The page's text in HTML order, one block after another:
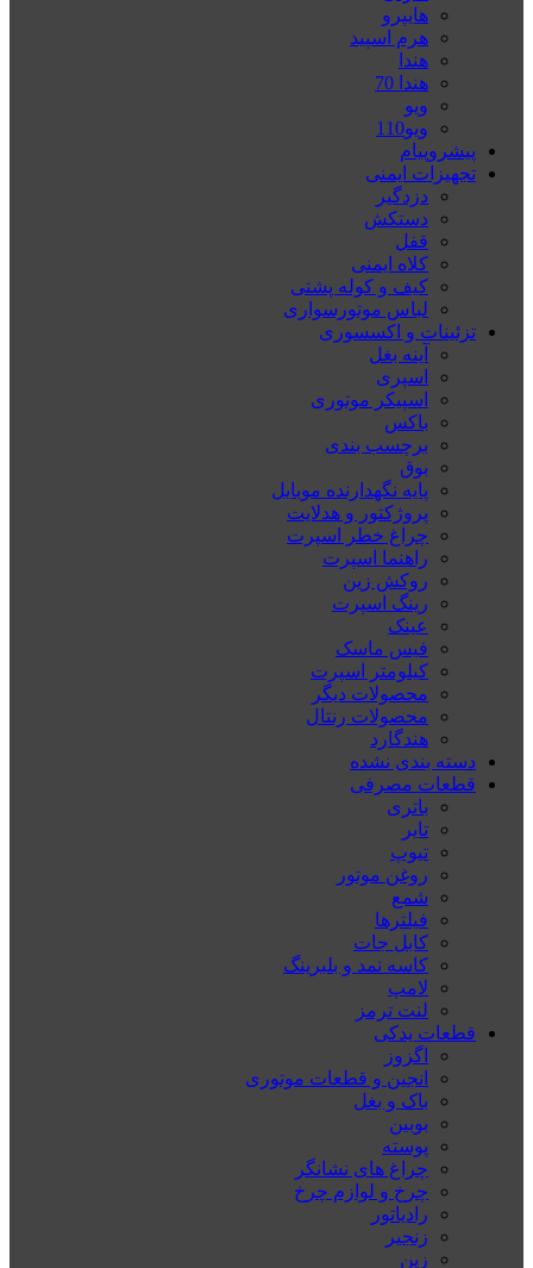
هایپرو
هرم اسپید
هندا
هندا 70
ویو
ویو110
پیشروپیام
تجهیزات ایمنی
دزدگیر
دستکش
قفل
کلاه ایمنی
کیف و کوله پشتی
لباس موتورسواری
تزئینات و اکسسوری
آینه بغل
اسپری
اسپیکر موتوری
باکس
برچسب بندی
بوق
پایه نگهدارنده موبایل
پروژکتور و هدلایت
چراغ خطر اسپرت
راهنما اسپرت
روکش زین
رینگ اسپرت
عینک
فیس ماسک
کیلومتر اسپرت
محصولات دیگر
محصولات رنتال
هندگارد
دسته بندی نشده
قطعات مصرفی
باتری
تایر
تیوپ
روغن موتور
شمع
فیلترها
کابل جات
کاسه نمد و بلبرینگ
لامپ
لنت ترمز
قطعات یدکی
اگزوز
انجین و قطعات موتوری
باک و بغل
بوبین
پوسته
چراغ های نشانگر
چرخ و لوازم چرخ
رادیاتور
زنجیر
زین